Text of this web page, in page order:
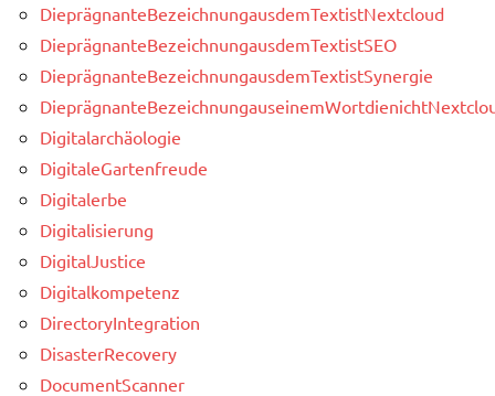
DieprägnanteBezeichnungausdemTextistNextcloud
DieprägnanteBezeichnungausdemTextistSEO
DieprägnanteBezeichnungausdemTextistSynergie
Digitalarchäologie
DigitaleGartenfreude
Digitalerbe
Digitalisierung
DigitalJustice
Digitalkompetenz
DirectoryIntegration
DisasterRecovery
DocumentScanner